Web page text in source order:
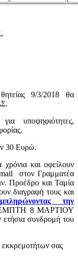
9/3/2018 θα
υποψηφιότητες,
30 Ευρώ.
και οφείλουν
στον Γραμματέα
Προέδρο και Ταμία
διαγραφή τους και
την
8 ΜΑΡΤΙΟΥ
συνδρομή του
σας